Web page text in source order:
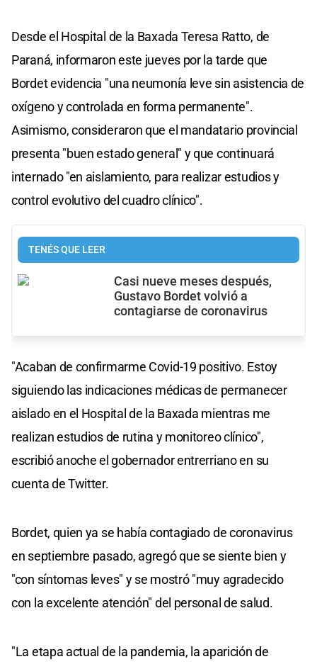
Desde el Hospital de la Baxada Teresa Ratto, de
Paraná, informaron este jueves por la tarde que
Bordet evidencia "una neumonía leve sin asistencia de
oxígeno y controlada en forma permanente".
Asimismo, consideraron que el mandatario provincial
presenta "buen estado general" y que continuará
internado "en aislamiento, para realizar estudios y
control evolutivo del cuadro clínico".
TENÉS QUE LEER
Casi nueve meses después,
Gustavo Bordet volvió a
contagiarse de coronavirus
"Acaban de confirmarme Covid-19 positivo. Estoy
siguiendo las indicaciones médicas de permanecer
aislado en el Hospital de la Baxada mientras me
realizan estudios de rutina y monitoreo clínico",
escribió anoche el gobernador entrerriano en su
cuenta de Twitter.
Bordet, quien ya se había contagiado de coronavirus
en septiembre pasado, agregó que se siente bien y
"con síntomas leves" y se mostró "muy agradecido
con la excelente atención" del personal de salud.
"La etapa actual de la pandemia, la aparición de